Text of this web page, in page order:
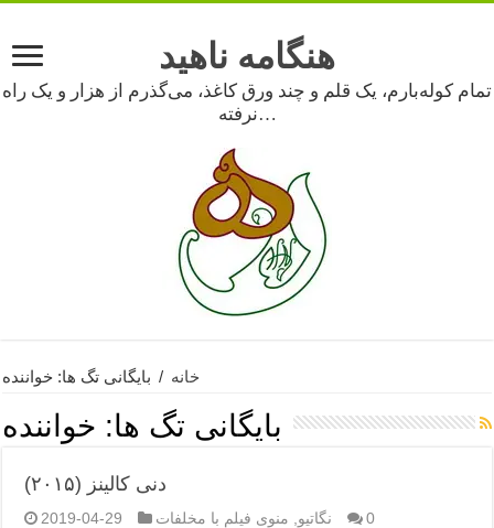
هنگامه ناهید
تمام کوله‌بارم، یک قلم و چند ورق کاغذ، می‌گذرم از هزار و یک راه
نرفته…
خانه / بایگانی تگ ها: خواننده
بایگانی تگ ها: خواننده
دنی کالینز (۲۰۱۵)
2019-04-29 نگاتیو منوی فیلم با مخلفات 0